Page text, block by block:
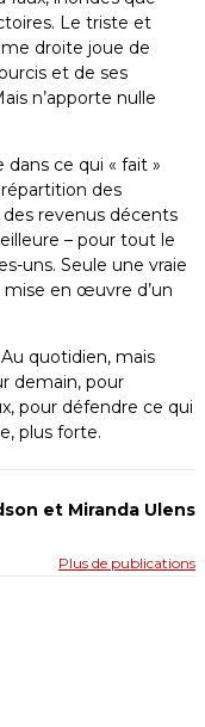
Le triste et
droite joue de
et de ses
n’apporte nulle
ce qui « fait »
des
revenus décents
– pour tout le
uns. Seule une vraie
en œuvre d’un
quotidien, mais
demain, pour
pour défendre ce qui
plus forte.
et Miranda Ulens
Plus de publications